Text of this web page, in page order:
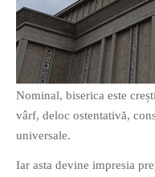
Nominal, biserica este
vârf, deloc ostentativă,
universale.
Iar asta devine impresia